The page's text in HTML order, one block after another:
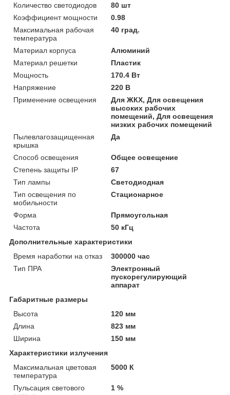
Количество светодиодов
80 шт
Коэффициент мощности
0.98
Максимальная рабочая
температура
40 град.
Материал корпуса
Алюминий
Материал решетки
Пластик
Мощность
170.4 Вт
Напряжение
220 В
Применение освещения
Для ЖКХ, Для освещения
высоких рабочих
помещений, Для освещения
низких рабочих помещений
Пылевлагозащищенная
крышка
Да
Способ освещения
Общее освещение
Степень защиты IP
67
Тип лампы
Светодиодная
Тип освещения по
мобильности
Стационарное
Форма
Прямоугольная
Частота
50 кГц
Дополнительные характеристики
Время наработки на отказ
300000 час
Тип ПРА
Электронный
пускорегулирующий
аппарат
Габаритные размеры
Высота
120 мм
Длина
823 мм
Ширина
150 мм
Характеристики излучения
Максимальная цветовая
температура
5000 К
Пульсация светового
1 %